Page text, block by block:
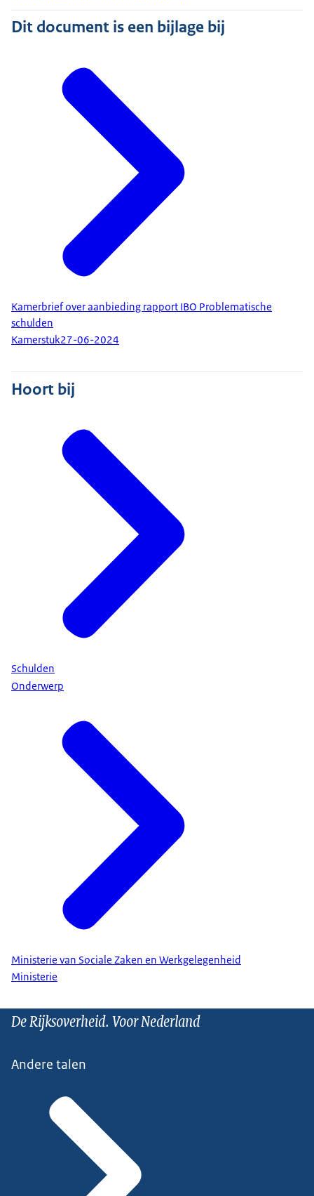
Dit document is een bijlage bij
Kamerbrief over aanbieding rapport IBO Problematische
schulden
Kamerstuk27-06-2024
Hoort bij
Schulden
Onderwerp
Ministerie van Sociale Zaken en Werkgelegenheid
Ministerie
De Rijksoverheid. Voor Nederland
Andere talen